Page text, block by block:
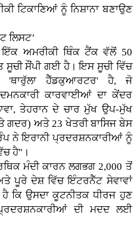
ਟਿਕਾਣਿਆਂ ਨੂੰ ਨਿਸ਼ਾਨਾ ਬਣਾਉਣ
ਲਿਸਟ’
ਇੱਕ ਅਮਰੀਕੀ ਥਿੰਕ ਟੈਂਕ ਵੱਲੋਂ 50
ਸੂਚੀ ਸੌਂਪੀ ਗਈ ਹੈ। ਇਸ ਸੂਚੀ ਵਿੱਚ
ਹੈੱਡਕੁਆਰਟਰ' ਹੈ, ਜੋ
ਕਾਰਵਾਈਆਂ ਦਾ ਕੇਂਦਰ
ਤੇਹਰਾਨ ਦੇ ਚਾਰ ਮੁੱਖ ਉਪ-ਮੁੱਖ
ਅਤੇ 23 ਖੇਤਰੀ ਬਾਸਿਜ ਬੇਸ
ਨੇ ਇਰਾਨੀ ਪ੍ਰਦਰਸ਼ਨਕਾਰੀਆਂ ਨੂੰ
ਹੈ"।
ਮੰਦੀ ਕਾਰਨ ਲਗਭਗ 2,000 ਤੋਂ
ਪੂਰੇ ਦੇਸ਼ ਵਿੱਚ ਇੰਟਰਨੈੱਟ ਸੇਵਾਵਾਂ
ਕਿ ਉਸਦਾ ਕੂਟਨੀਤਕ ਧੀਰਜ ਹੁਣ
ਦੀ ਮਦਦ ਲਈ